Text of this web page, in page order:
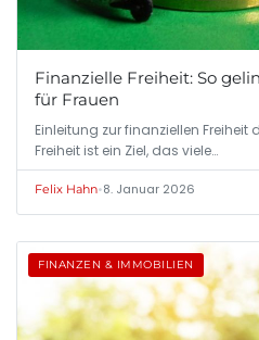
Finanzielle Freiheit: So
für Frauen
Einleitung zur finanziellen
Freiheit ist ein Ziel, das viele…
Felix Hahn•8. Januar 2026
FINANZEN & IMMOBILIEN